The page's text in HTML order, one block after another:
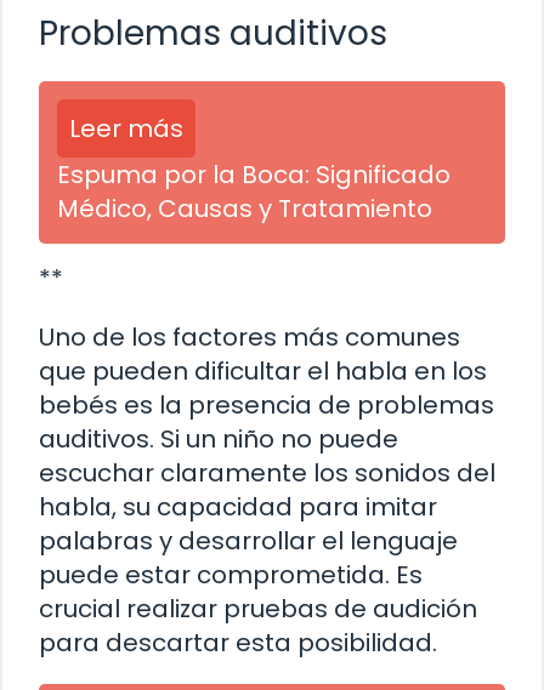
Problemas auditivos
Leer más
Espuma por la Boca: Significado
Médico, Causas y Tratamiento
**
Uno de los factores más comunes
que pueden dificultar el habla en los
bebés es la presencia de problemas
auditivos. Si un niño no puede
escuchar claramente los sonidos del
habla, su capacidad para imitar
palabras y desarrollar el lenguaje
puede estar comprometida. Es
crucial realizar pruebas de audición
para descartar esta posibilidad.